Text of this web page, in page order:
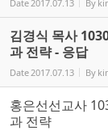
Date2017.07.13 By
김경식 목사
과 전략 - 응답
Date2017.07.13 By
홍은선선교사
과 전략